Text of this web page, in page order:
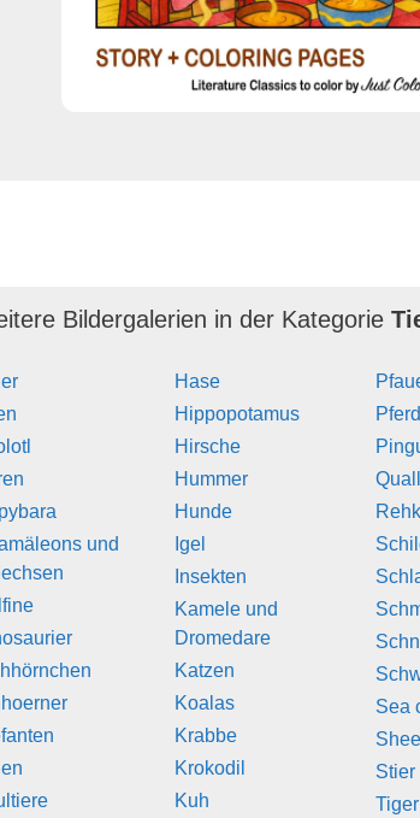
Bildergalerien in der Kategorie
und
Hase
Hippopotamus
Hirsche
Hummer
Hunde
Igel
Insekten
Kamele und
Dromedare
Katzen
Koalas
Krabbe
Krokodil
Kuh
Sea
Stier
Tiger